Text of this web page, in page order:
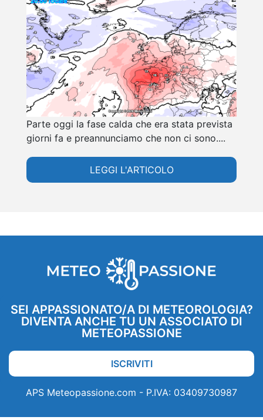
Parte oggi la fase calda che era stata prevista
giorni fa e preannunciamo che non ci sono....
LEGGI L'ARTICOLO
SEI APPASSIONATO/A DI METEOROLOGIA?
DIVENTA ANCHE TU UN ASSOCIATO DI
METEOPASSIONE
ISCRIVITI
APS Meteopassione.com - P.IVA: 03409730987